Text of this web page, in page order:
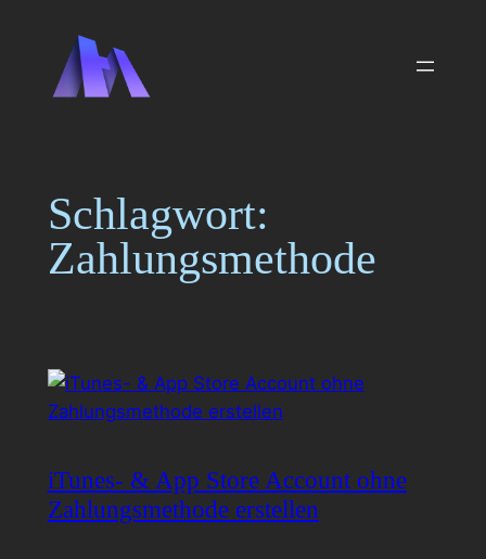
springen
Schlagwort:
Zahlungsmethode
iTunes- & App Store Account ohne
Zahlungsmethode erstellen